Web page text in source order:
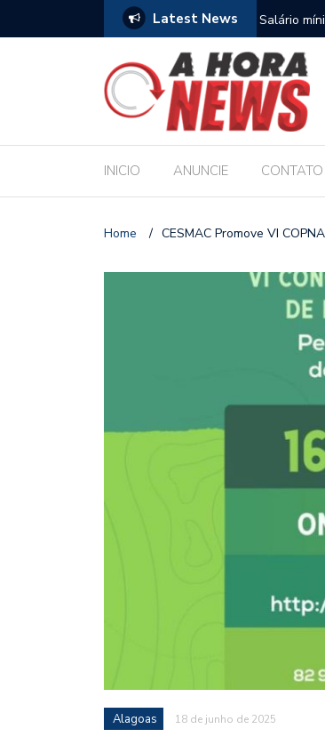
Latest News
sustentar família, aponta Dieese
Deputado
Filho ao
INICIO ANUNCIE CONTATO
Home / CESMAC Promove VI
Alagoas 18 de junho de 2025